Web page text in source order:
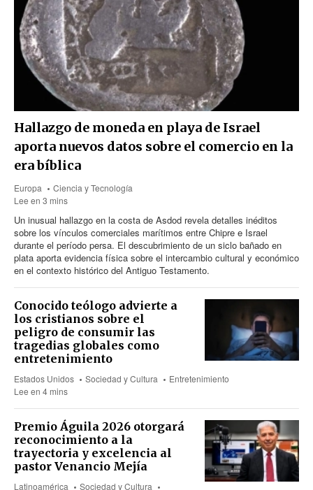
Hallazgo de moneda en playa de Israel
aporta nuevos datos sobre el comercio en la
era bíblica
Europa
Ciencia y Tecnología
Lee en 3 mins
Un inusual hallazgo en la costa de Asdod revela detalles inéditos
sobre los vínculos comerciales marítimos entre Chipre e Israel
durante el período persa. El descubrimiento de un siclo bañado en
plata aporta evidencia física sobre el intercambio cultural y económico
en el contexto histórico del Antiguo Testamento.
Conocido teólogo advierte a
los cristianos sobre el
peligro de consumir las
tragedias globales como
entretenimiento
Estados Unidos Sociedad y Cultura
Entretenimiento
Lee en 4 mins
Premio Águila 2026 otorgará
reconocimiento a la
trayectoria y excelencia al
pastor Venancio Mejía
Latinoamérica
Sociedad y Cultura